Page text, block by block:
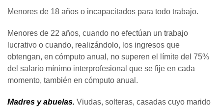
Menores de 18 años o incapacitados para todo trabajo.
Menores de 22 años, cuando no efectúan un trabajo
lucrativo o cuando, realizándolo, los ingresos que
obtengan, en cómputo anual, no superen el límite del 75%
del salario mínimo interprofesional que se fije en cada
momento, también en cómputo anual.
Madres y abuelas. Viudas, solteras, casadas cuyo marido